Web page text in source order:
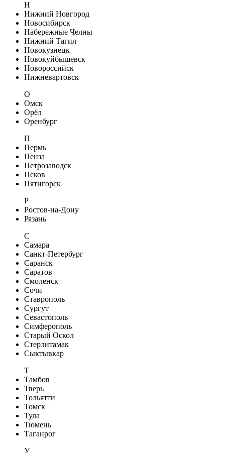
Н
Нижний Новгород
Новосибирск
Набережные Челны
Нижний Тагил
Новокузнецк
Новокуйбышевск
Новороссийск
Нижневартовск
О
Омск
Орёл
Оренбург
П
Пермь
Пенза
Петрозаводск
Псков
Пятигорск
Р
Ростов-на-Дону
Рязань
С
Самара
Санкт-Петербург
Саранск
Саратов
Смоленск
Сочи
Ставрополь
Сургут
Севастополь
Симферополь
Старый Оскол
Стерлитамак
Сыктывкар
Т
Тамбов
Тверь
Тольятти
Томск
Тула
Тюмень
Таганрог
У